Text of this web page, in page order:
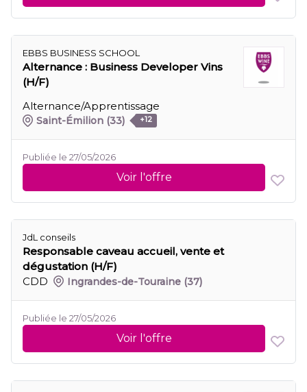
EBBS BUSINESS SCHOOL
Alternance : Business Developer Vins
(H/F)
Alternance/Apprentissage
Saint-Émilion (33) +12
Publiée le 27/05/2026
Voir l'offre
JdL conseils
Responsable caveau accueil, vente et
dégustation (H/F)
CDD
Ingrandes-de-Touraine (37)
Publiée le 27/05/2026
Voir l'offre